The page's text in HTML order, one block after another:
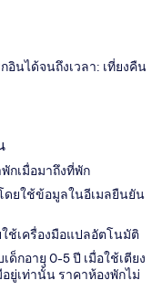
อินได้จนถึงเวลา: เที่ยงคืน
กเมื่อมาถึงที่พัก
ดยใช้ข้อมูลในอีเมลยืนยัน
ช้เครื่องมือแปลอัตโนมัติ
ด็กอายุ 0-5 ปี เมื่อใช้เตียง
ยู่เท่านั้น ราคาห้องพักไม่